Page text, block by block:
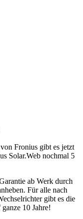
Fronius gibt es jetzt
Solar.Web nochmal 5
ab Werk durch
Für alle nach
gibt es die
10 Jahre!